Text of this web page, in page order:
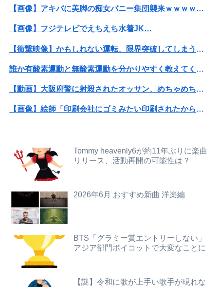
広瀬章人九段、挑決前日に親子ケンカ 「世間も家庭内でも注目度が上がる」
【日向坂46】月刊ジャイアンツ公式、重大告知！
大学の時、クラスの大多数テストでカンニングしてた科目があった。で、カンニングしてない私が笑われた
【速報】日本共産党、沖縄県知事選で公職選挙法違反！！！ 110番通報されても辞全くめない件
日本政府「氷河期様頼む！働いてくれ！」氷河期ぼく「..がえ」政府「え？」ぼく「女をあてがえ！」
【ネット】荒らしが『警察官発砲で犯人の自傷行為が無かったことにされた』記事に「難癖な記事」とイチャモン→自傷行為の動画が拡散してマスゴミの偏向報...
【悲報】露悪系アニメ、最盛期へｗｗｗｗｗ
【画像】フジテレビでえちえち水着JK…
海外「世界で日本を死守するぞ！」 日本の消防署を訪れたちびっ子集団が世界をメロメロに
【画像】アキバに美脚の痴女バニー集団襲来ｗｗｗｗｗｗｗｗｗｗ
【画像】フジテレビでえちえち水着JK…
【衝撃映像】かもしれない運転、限界突破してしまう・・・
誰か有酸素運動と無酸素運動を分かりやすく教えてくれｗｗｗｗｗｗ
【動画】大阪府警に射殺されたオッサン、めちゃめちゃ苦しそうに死ぬ
【画像】絵師「印刷会社にゴミみたい印刷されたから晒すわ」→お前がクレーマーだと大炎上
【画像】高速のSA、女子の謎ルールにブチギレ炎上ｗｗｗｗｗｗｗｗｗｗｗｗｗ
【悲報】女さん、熊本地震がきっかけで離婚を決意ｗｗｗｗｗ
Tommy heavenly6が約11年ぶりに楽曲
リリース、活動再開の可能性は？
2026年6月 おすすめ新曲 洋楽編
BTS「グラミー賞エントリーしない」
アジア部門ボイコットで大変なことに
【謎】令和に歌が上手い歌手が現れな